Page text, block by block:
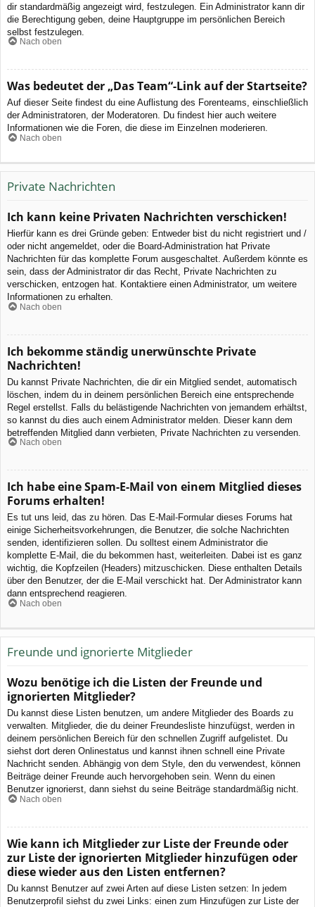
dir standardmäßig angezeigt wird, festzulegen. Ein Administrator kann dir
die Berechtigung geben, deine Hauptgruppe im persönlichen Bereich
selbst festzulegen.
Nach oben
Was bedeutet der „Das Team“-Link auf der Startseite?
Auf dieser Seite findest du eine Auflistung des Forenteams, einschließlich
der Administratoren, der Moderatoren. Du findest hier auch weitere
Informationen wie die Foren, die diese im Einzelnen moderieren.
Nach oben
Private Nachrichten
Ich kann keine Privaten Nachrichten verschicken!
Hierfür kann es drei Gründe geben: Entweder bist du nicht registriert und /
oder nicht angemeldet, oder die Board-Administration hat Private
Nachrichten für das komplette Forum ausgeschaltet. Außerdem könnte es
sein, dass der Administrator dir das Recht, Private Nachrichten zu
verschicken, entzogen hat. Kontaktiere einen Administrator, um weitere
Informationen zu erhalten.
Nach oben
Ich bekomme ständig unerwünschte Private
Nachrichten!
Du kannst Private Nachrichten, die dir ein Mitglied sendet, automatisch
löschen, indem du in deinem persönlichen Bereich eine entsprechende
Regel erstellst. Falls du belästigende Nachrichten von jemandem erhältst,
so kannst du dies auch einem Administrator melden. Dieser kann dem
betreffenden Mitglied dann verbieten, Private Nachrichten zu versenden.
Nach oben
Ich habe eine Spam-E-Mail von einem Mitglied dieses
Forums erhalten!
Es tut uns leid, das zu hören. Das E-Mail-Formular dieses Forums hat
einige Sicherheitsvorkehrungen, die Benutzer, die solche Nachrichten
senden, identifizieren sollen. Du solltest einem Administrator die
komplette E-Mail, die du bekommen hast, weiterleiten. Dabei ist es ganz
wichtig, die Kopfzeilen (Headers) mitzuschicken. Diese enthalten Details
über den Benutzer, der die E-Mail verschickt hat. Der Administrator kann
dann entsprechend reagieren.
Nach oben
Freunde und ignorierte Mitglieder
Wozu benötige ich die Listen der Freunde und
ignorierten Mitglieder?
Du kannst diese Listen benutzen, um andere Mitglieder des Boards zu
verwalten. Mitglieder, die du deiner Freundesliste hinzufügst, werden in
deinem persönlichen Bereich für den schnellen Zugriff aufgelistet. Du
siehst dort deren Onlinestatus und kannst ihnen schnell eine Private
Nachricht senden. Abhängig von dem Style, den du verwendest, können
Beiträge deiner Freunde auch hervorgehoben sein. Wenn du einen
Benutzer ignorierst, dann siehst du seine Beiträge standardmäßig nicht.
Nach oben
Wie kann ich Mitglieder zur Liste der Freunde oder
zur Liste der ignorierten Mitglieder hinzufügen oder
diese wieder aus den Listen entfernen?
Du kannst Benutzer auf zwei Arten auf diese Listen setzen: In jedem
Benutzerprofil siehst du zwei Links: einen zum Hinzufügen zur Liste der